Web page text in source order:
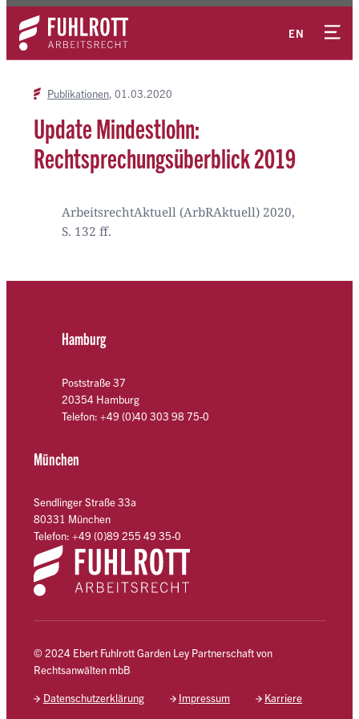
Zum
Inhalt
springen
EN
Kontakt
Publikationen 01.03.2020
Update Mindestlohn:
Rechtsprechungsüberblick 2019
ArbeitsrechtAktuell (ArbRAktuell) 2020,
S. 132 ff.
Hamburg
Poststraße 37
20354 Hamburg
Telefon: +49 (0)40 303 98 75-0
München
Sendlinger Straße 33a
80331 München
Telefon: +49 (0)89 255 49 35-0
© 2024 Ebert Fuhlrott Garden Ley Partnerschaft von
Rechtsanwälten mbB
Datenschutzerklärung Impressum Karriere